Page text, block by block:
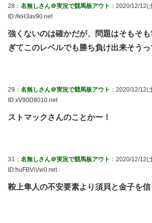
28： 名無しさん＠実況で競馬板アウト ：2020/12/12(
ID:/lkH3av90.net
強くないのは確かだが、問題はそもそ
ぎてこのレベルでも勝ち負け出来そう
29： 名無しさん＠実況で競馬板アウト ：2020/12/12(
ID:xV90D8010.net
ストマックさんのことかー！
31： 名無しさん＠実況で競馬板アウト ：2020/12/12(
ID:huFBViVw0.net
鞍上隼人の不安要素より須貝と金子を